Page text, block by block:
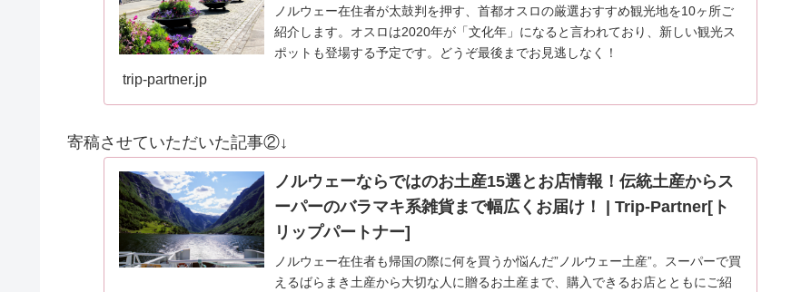
ノルウェー在住者が太鼓判を押す、首都オスロの厳選おすすめ観光地を10ヶ所ご
紹介します。オスロは2020年が「文化年」になると言われており、新しい観光ス
ポットも登場する予定です。どうぞ最後までお見逃しなく！
trip-partner.jp
寄稿させていただいた記事②↓
ノルウェーならではのお土産15選とお店情報！伝統土産からス
ーパーのバラマキ系雑貨まで幅広くお届け！ | Trip-Partner[ト
リップパートナー]
ノルウェー在住者も帰国の際に何を買うか悩んだ”ノルウェー土産”。スーパーで買
えるばらまき土産から大切な人に贈るお土産まで、購入できるお店とともにご紹